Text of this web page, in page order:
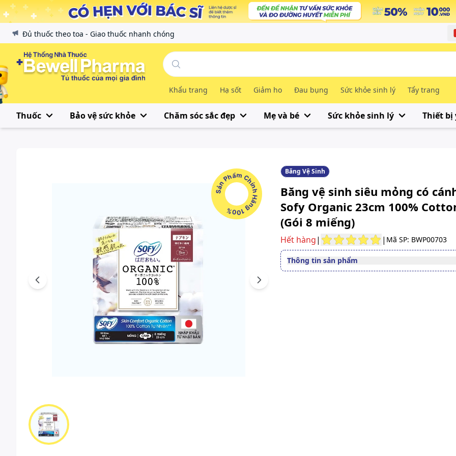
Đủ thuốc theo toa - Giao thuốc nhanh chóng
Khẩu trang Hạ sốt Giảm ho Đau bụng Sức khỏe sinh lý Tẩy trang
Thuốc Bảo vệ sức khỏe Chăm sóc sắc đẹp Mẹ và bé Sức khỏe sinh lý Thiết bị
Sản Phẩm Chính Hãng 100%
Previous Next
Băng Vệ Sinh
Băng vệ sinh siêu mỏng có
Sofy Organic 23cm 100%
(Gói 8 miếng)
Hết hàng| | Mã SP: BWP00703
Thông tin sản phẩm